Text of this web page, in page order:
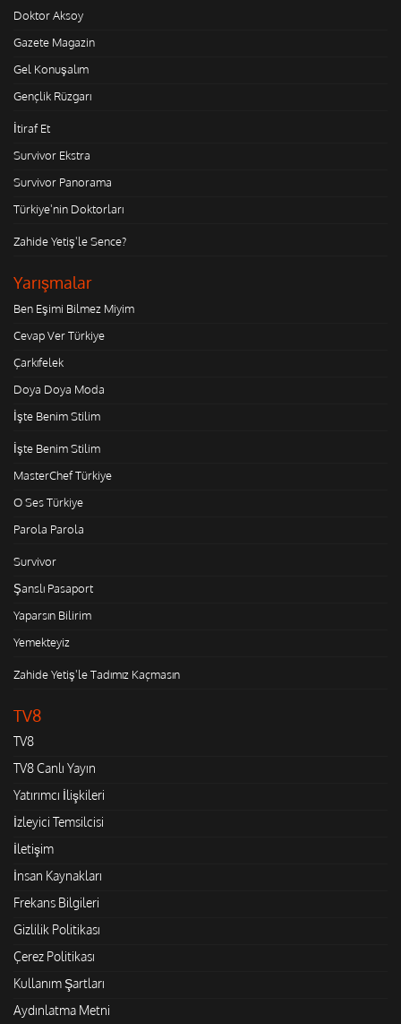
Doktor Aksoy
Gazete Magazin
Gel Konuşalım
Gençlik Rüzgarı
İtiraf Et
Survivor Ekstra
Survivor Panorama
Türkiye'nin Doktorları
Zahide Yetiş'le Sence?
Yarışmalar
Ben Eşimi Bilmez Miyim
Cevap Ver Türkiye
Çarkıfelek
Doya Doya Moda
İşte Benim Stilim
İşte Benim Stilim
MasterChef Türkiye
O Ses Türkiye
Parola Parola
Survivor
Şanslı Pasaport
Yaparsın Bilirim
Yemekteyiz
Zahide Yetiş'le Tadımız Kaçmasın
TV8
TV8
TV8 Canlı Yayın
Yatırımcı İlişkileri
İzleyici Temsilcisi
İletişim
İnsan Kaynakları
Frekans Bilgileri
Gizlilik Politikası
Çerez Politikası
Kullanım Şartları
Aydınlatma Metni